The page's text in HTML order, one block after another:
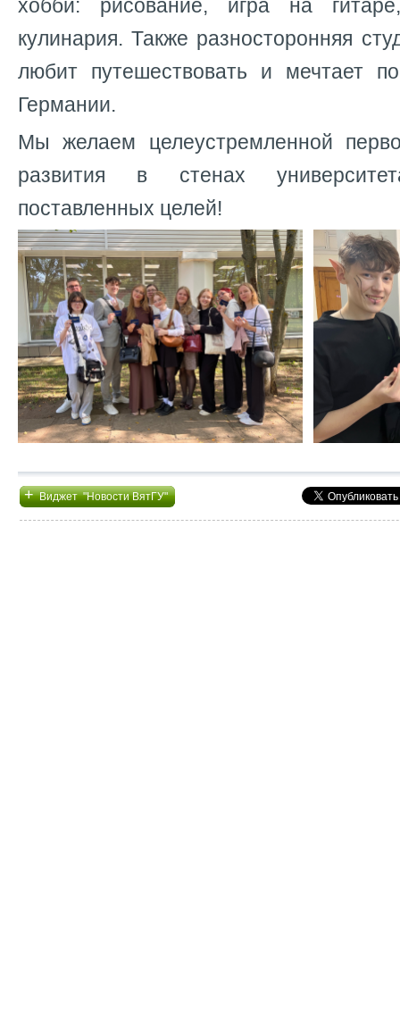
хобби: рисование, игра на
кулинария. Также разносторонняя
любит путешествовать и мечтает
Германии.
Мы желаем целеустремленной
развития в стенах
поставленных целей!
+Виджет "Новости ВятГУ"